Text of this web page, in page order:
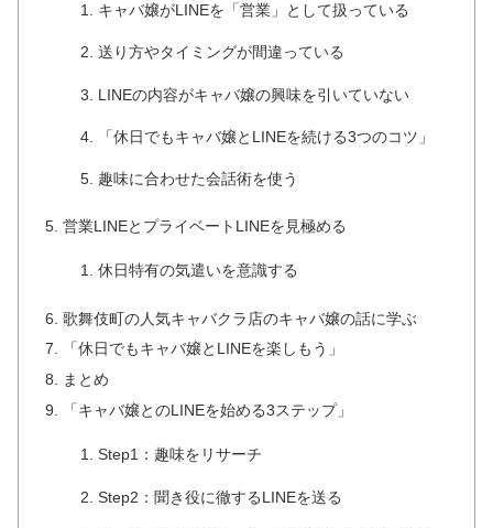
キャバ嬢がLINEを「営業」として扱っている
送り方やタイミングが間違っている
LINEの内容がキャバ嬢の興味を引いていない
「休日でもキャバ嬢とLINEを続ける3つのコツ」
趣味に合わせた会話術を使う
営業LINEとプライベートLINEを見極める
休日特有の気遣いを意識する
歌舞伎町の人気キャバクラ店のキャバ嬢の話に学ぶ
「休日でもキャバ嬢とLINEを楽しもう」
まとめ
「キャバ嬢とのLINEを始める3ステップ」
Step1：趣味をリサーチ
Step2：聞き役に徹するLINEを送る